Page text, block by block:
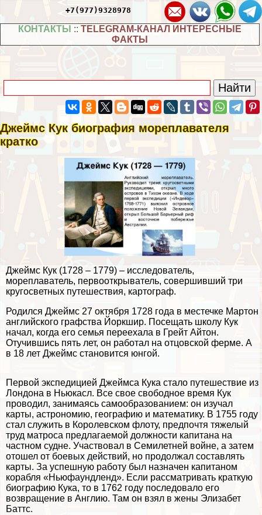
+7(977)9328978
КОНТАКТЫ :: TELEGRAM-КАНАЛ ИНТЕРЕСНЫЕ
ФАКТЫ
Джеймс Кук биография мореплавателя
кратко
Джеймс Кук (1728 – 1779) – исследователь,
мореплаватель, первооткрыватель, совершивший три
кругосветных путешествия, картограф.
Родился Джеймс 27 октября 1728 года в местечке Мартон
английского графства Йоркшир. Посещать школу Кук
начал, когда его семья переехала в Грейт Айтон.
Отучившись пять лет, он работал на отцовской ферме. А
в 18 лет Джеймс становится юнгой.
Первой экспедицией Джеймса Кука стало путешествие из
Лондона в Ньюкасл. Все свое свободное время Кук
проводил, занимаясь самообразованием: он изучал
карты, астрономию, географию и математику. В 1755 году
стал служить в Королевском флоту, предпочтя тяжелый
труд матроса предлагаемой должности капитана на
частном судне. Участвовал в Семилетней войне, а затем
отошел от боевых действий, но продолжал составлять
карты. За успешную работу был назначен капитаном
корабля «Ньюфаундленд». Если рассматривать краткую
биографию Кука, то в 1762 году последовало его
возвращение в Англию. Там он взял в жены Элизабет
Баттс.